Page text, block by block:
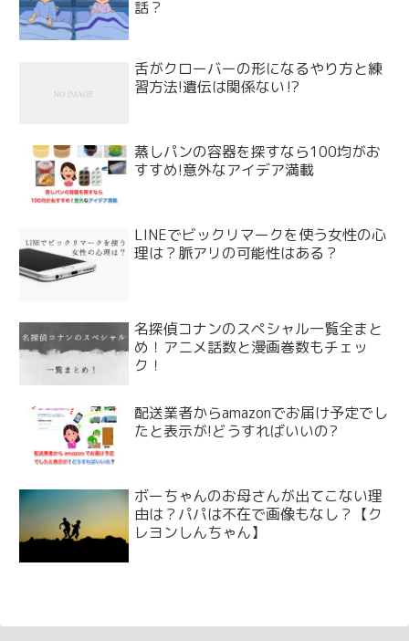
話？
舌がクローバーの形になるやり方と練
習方法!遺伝は関係ない⁉
蒸しパンの容器を探すなら100均がお
すすめ!意外なアイデア満載
LINEでビックリマークを使う女性の心
理は？脈アリの可能性はある？
名探偵コナンのスペシャル一覧全まと
め！アニメ話数と漫画巻数もチェッ
ク！
配送業者からamazonでお届け予定でし
たと表示が!どうすればいいの?
ボーちゃんのお母さんが出てこない理
由は？パパは不在で画像もなし？【ク
レヨンしんちゃん】